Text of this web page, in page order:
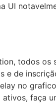
UI
todos
e de
no
faça